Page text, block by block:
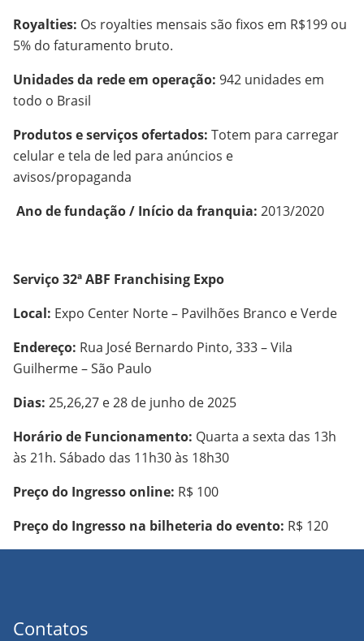
Royalties: Os royalties mensais são fixos em R$199 ou
5% do faturamento bruto.
Unidades da rede em operação: 942 unidades em
todo o Brasil
Produtos e serviços ofertados: Totem para carregar
celular e tela de led para anúncios e
avisos/propaganda
Ano de fundação / Início da franquia: 2013/2020
Serviço 32ª ABF Franchising Expo
Local: Expo Center Norte – Pavilhões Branco e Verde
Endereço: Rua José Bernardo Pinto, 333 – Vila
Guilherme – São Paulo
Dias: 25,26,27 e 28 de junho de 2025
Horário de Funcionamento: Quarta a sexta das 13h
às 21h. Sábado das 11h30 às 18h30
Preço do Ingresso online: R$ 100
Preço do Ingresso na bilheteria do evento: R$ 120
Contatos